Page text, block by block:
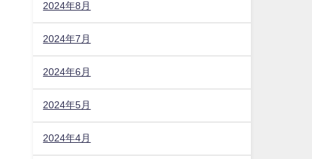
2024年8月
2024年7月
2024年6月
2024年5月
2024年4月